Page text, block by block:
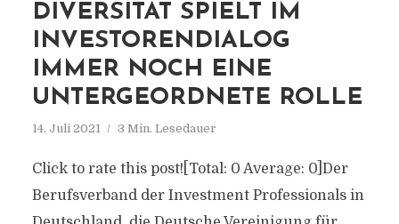
DIVERSITÄT SPIELT IM
INVESTORENDIALOG
IMMER NOCH EINE
UNTERGEORDNETE ROLLE
14. Juli 2021 3 Min. Lesedauer
Click to rate this post![Total: 0 Average: 0]Der
Berufsverband der Investment Professionals in